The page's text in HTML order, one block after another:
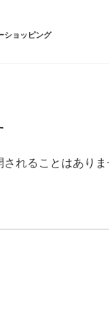
ョッピング
れることはありま